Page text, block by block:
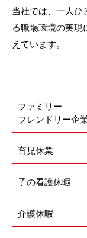
当社では、一人ひ
る職場環境の実
えています。
ファミリー
フレンドリー企
育児休業
子の看護休暇
介護休暇